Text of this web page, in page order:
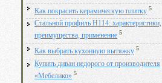
Как покрасить керамическую плитку 5
Стальной профиль Н114: характеристики,
преимущества, применение 5
Как выбрать кухонную вытяжку 5
Купить диван недорого от производителя
«Мебелико» 5